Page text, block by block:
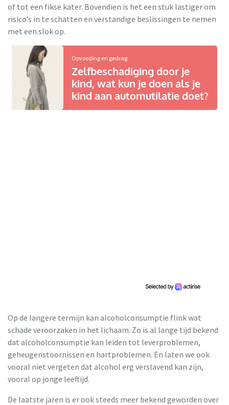
of tot een fikse kater. Bovendien is het een stuk lastiger om
risico’s in te schatten en verstandige beslissingen te nemen
met een slok op.
Opvoeding en gedrag
Zelfbeschadiging door je
kind, wat kun je doen als je
kind aan automutilatie doet?
Op de langere termijn kan alcoholconsumptie flink wat
schade veroorzaken in het lichaam. Zo is al lange tijd bekend
dat alcoholconsumptie kan leiden tot leverproblemen,
geheugenstoornissen en hartproblemen. En laten we ook
vooral niet vergeten dat alcohol erg verslavend kan zijn,
vooral op jonge leeftijd.
De laatste jaren is er ook steeds meer bekend geworden over